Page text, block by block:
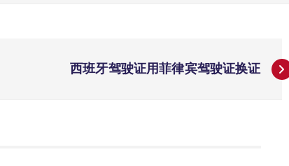
西班牙驾驶证用菲律宾驾驶证换证